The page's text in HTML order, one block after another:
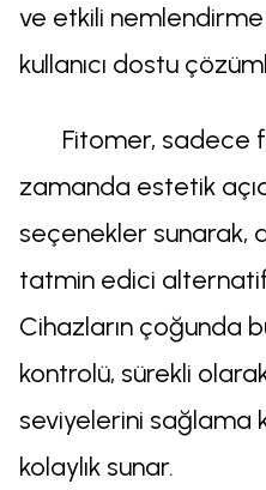
ve etkili
kullanıcı dostu
Fitomer, sadece
zamanda estetik
seçenekler sunarak,
tatmin edici
Cihazların çoğunda
kontrolü, sürekli
seviyelerini sağlama
kolaylık sunar.